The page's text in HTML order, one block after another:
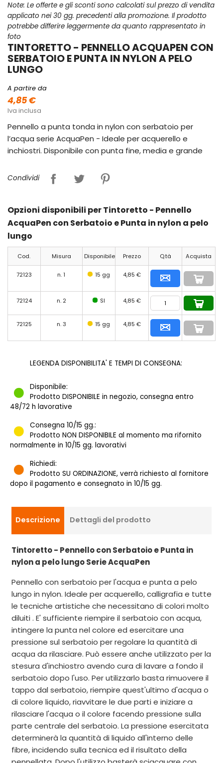
Note: Le offerte e gli sconti sono calcolati sul prezzo di vendita
applicato nei 30 gg. precedenti alla promozione. Il prodotto
potrebbe differire leggermente da quanto rappresentato in
foto
TINTORETTO - PENNELLO ACQUAPEN CON
SERBATOIO E PUNTA IN NYLON A PELO
LUNGO
A partire da
4,85 €
Iva inclusa
Pennello a punta tonda in nylon con serbatoio per
l’acqua serie AcquaPen - Ideale per acquerello e
inchiostri. Disponibile con punta fine, media e grande
Condividi
Opzioni disponibili per Tintoretto - Pennello
AcquaPen con Serbatoio e Punta in nylon a pelo
lungo
Cod. Misura Disponibile Prezzo Q.tà Acquista
72123 n. 1 15 gg 4,85 €
72124 n. 2 SI 4,85 €
72125 n. 3 15 gg 4,85 €
LEGENDA DISPONIBILITA' E TEMPI DI CONSEGNA:
Disponibile:
Prodotto DISPONIBILE in negozio, consegna entro
48/72 h lavorative
Consegna 10/15 gg.:
Prodotto NON DISPONIBILE al momento ma rifornito
normalmente in 10/15 gg. lavorativi
Richiedi:
Prodotto SU ORDINAZIONE, verrà richiesto al fornitore
dopo il pagamento e consegnato in 10/15 gg.
Descrizione Dettagli del prodotto
Tintoretto - Pennello con Serbatoio e Punta in
nylon a pelo lungo Serie AcquaPen
Pennello con serbatoio per l'acqua e punta a pelo
lungo in nylon. Ideale per acquerello, calligrafia e tutte
le tecniche artistiche che necessitano di colori molto
diluiti . E' sufficiente riempire il serbatoio con acqua,
intingere la punta nel colore ed esercitare una
pressione sul serbatoio per regolare la quantità di
acqua da rilasciare. Può essere anche utilizzato per la
stesura d'inchiostro avendo cura di lavare a fondo il
serbatoio dopo l'uso. Per utilizzarlo basta rimuovere il
tappo dal serbatoio, riempire quest'ultimo d'acqua o
di colore liquido, riavvitare le due parti e iniziare a
rilasciare l'acqua o il colore facendo pressione sulla
parte centrale del serbatoio. La pressione esercitata
determinerà la quantità di liquido all'interno delle
fibre, incidendo sulla tecnica ed il risultato della